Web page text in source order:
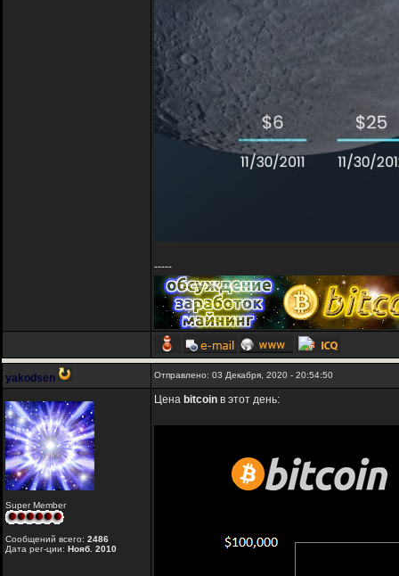
-----
yakodsen Отправлено: 03 Декабря, 2020 - 20:54:50
Super Member
Сообщений всего: 2486
Дата рег-ции: Нояб. 2010
Цена bitcoin в этот день: